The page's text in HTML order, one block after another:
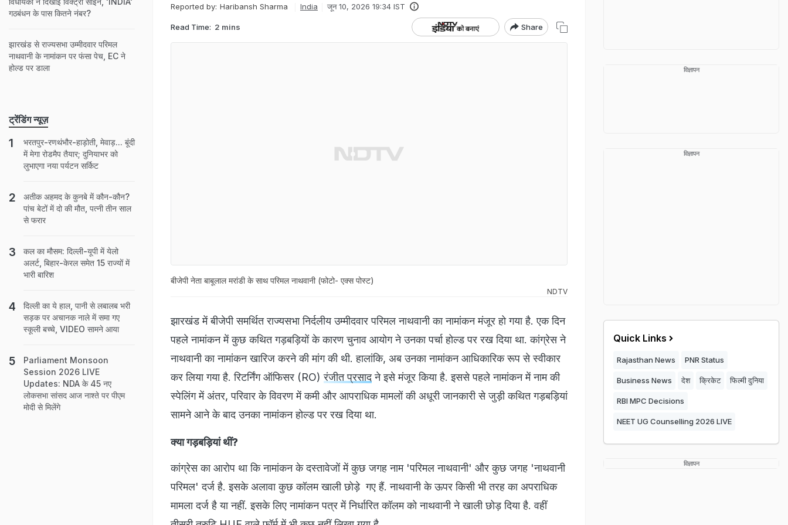
Reported by: Haribansh Sharma India जून 10, 2026 19:34 IST
Read Time: 2 mins Share
बीजेपी नेता बाबूलाल मरांडी के साथ परिमल नाथवानी (फोटो- एक्स पोस्ट)
NDTV
झारखंड में बीजेपी समर्थित राज्यसभा निर्दलीय उम्मीदवार परिमल नाथवानी का नामांकन मंजूर हो गया है. एक दिन
पहले नामांकन में कुछ कथित गड़बड़ियों के कारण चुनाव आयोग ने उनका पर्चा होल्ड पर रख दिया था. कांग्रेस ने
नाथवानी का नामांकन खारिज करने की मांग की थी. हालांकि, अब उनका नामांकन आधिकारिक रूप से स्वीकार
कर लिया गया है. रिटर्निंग ऑफिसर (RO)रंजीत प्रसादने इसे मंजूर किया है. इससे पहले नामांकन में नाम की
स्पेलिंग में अंतर, परिवार के विवरण में कमी और आपराधिक मामलों की अधूरी जानकारी से जुड़ी कथित गड़बड़ियां
सामने आने के बाद उनका नामांकन होल्ड पर रख दिया था.
क्या गड़बड़ियां थीं?
कांग्रेस का आरोप था कि नामांकन के दस्तावेजों में कुछ जगह नाम 'परिमल नाथवानी' और कुछ जगह 'नाथवानी
परिमल' दर्ज है. इसके अलावा कुछ कॉलम खाली छोड़े गए हैं. नाथवानी के ऊपर किसी भी तरह का अपराधिक
मामला दर्ज है या नहीं. इसके लिए नामांकन पत्र में निर्धारित कॉलम को नाथवानी ने खाली छोड़ दिया है. वहीं
गठबंधन के पास कितने नंबर?
झारखंड से राज्यसभा उम्मीदवार परिमल
नाथवानी के नामांकन पर फंसा पेच, EC ने
होल्ड पर डाला
ट्रेंडिंग न्यूज़
भरतपुर-रणथंभौर-हाड़ोती, मेवाड़... बूंदी
में मेगा रोडमैप तैयार; दुनियाभर को
लुभाएगा नया पर्यटन सर्किट
अतीक अहमद के कुनबे में कौन-कौन?
पांच बेटों में दो की मौत, पत्नी तीन साल
से फरार
कल का मौसम: दिल्ली-यूपी में येलो
अलर्ट, बिहार-केरल समेत 15 राज्यों में
भारी बारिश
दिल्ली का ये हाल, पानी से लबालब भरी
सड़क पर अचानक नाले में समा गए
स्कूली बच्चे, VIDEO सामने आया
Parliament Monsoon
Session 2026 LIVE
Updates: NDA के 45 नए
लोकसभा सांसद आज नाश्ते पर पीएम
मोदी से मिलेंगे
विज्ञापन
विज्ञापन
Quick Links
Rajasthan News PNR Status
Business News देश क्रिकेट फिल्मी दुनिया
RBI MPC Decisions
NEET UG Counselling 2026 LIVE
विज्ञापन